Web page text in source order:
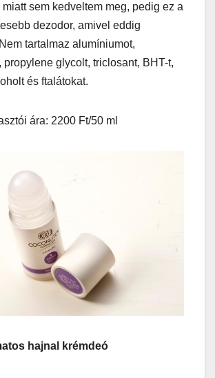
sem kedveltem meg, pedig ez a
dezodor, amivel eddig
tartalmaz alumíniumot,
propylene glycolt, triclosant, BHT-t,
és ftalátokat.
ára: 2200 Ft/50 ml
hajnal krémdeó